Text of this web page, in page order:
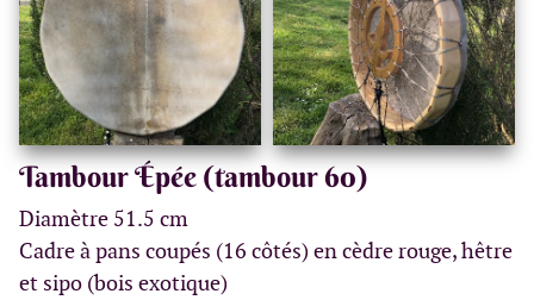
Tambour Épée (tambour 60)
Diamètre 51.5 cm
Cadre à pans coupés (16 côtés) en cèdre rouge, hêtre
et sipo (bois exotique)